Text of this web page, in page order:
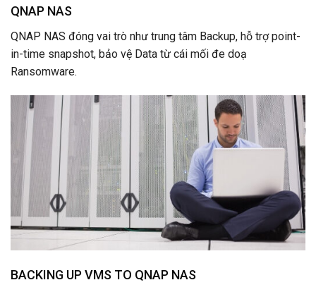
QNAP NAS
QNAP NAS đóng vai trò như trung tâm Backup, hỗ trợ point-
in-time snapshot, bảo vệ Data từ cái mối đe doạ
Ransomware.
BACKING UP VMS TO QNAP NAS